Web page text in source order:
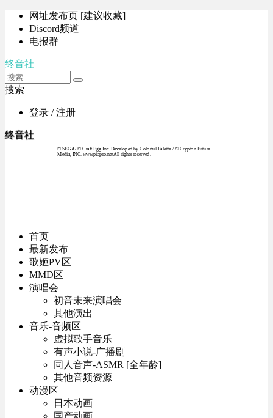
网址发布页 [建议收藏]
Discord频道
电报群
终音社
搜索
登录 / 注册
终音社
© SEGA / © Craft Egg Inc. Developed by Colorful Palette / © Crypton Future
Media, INC. www.piapro.netAll rights reserved.
首页
最新发布
歌姬PV区
MMD区
演唱会
初音未来演唱会
其他演出
音乐-音频区
虚拟歌手音乐
有声小说-广播剧
同人音声-ASMR [全年龄]
其他音频资源
动漫区
日本动画
国产动画